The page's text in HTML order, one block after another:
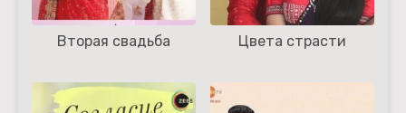
Вторая свадьба Цвета страсти